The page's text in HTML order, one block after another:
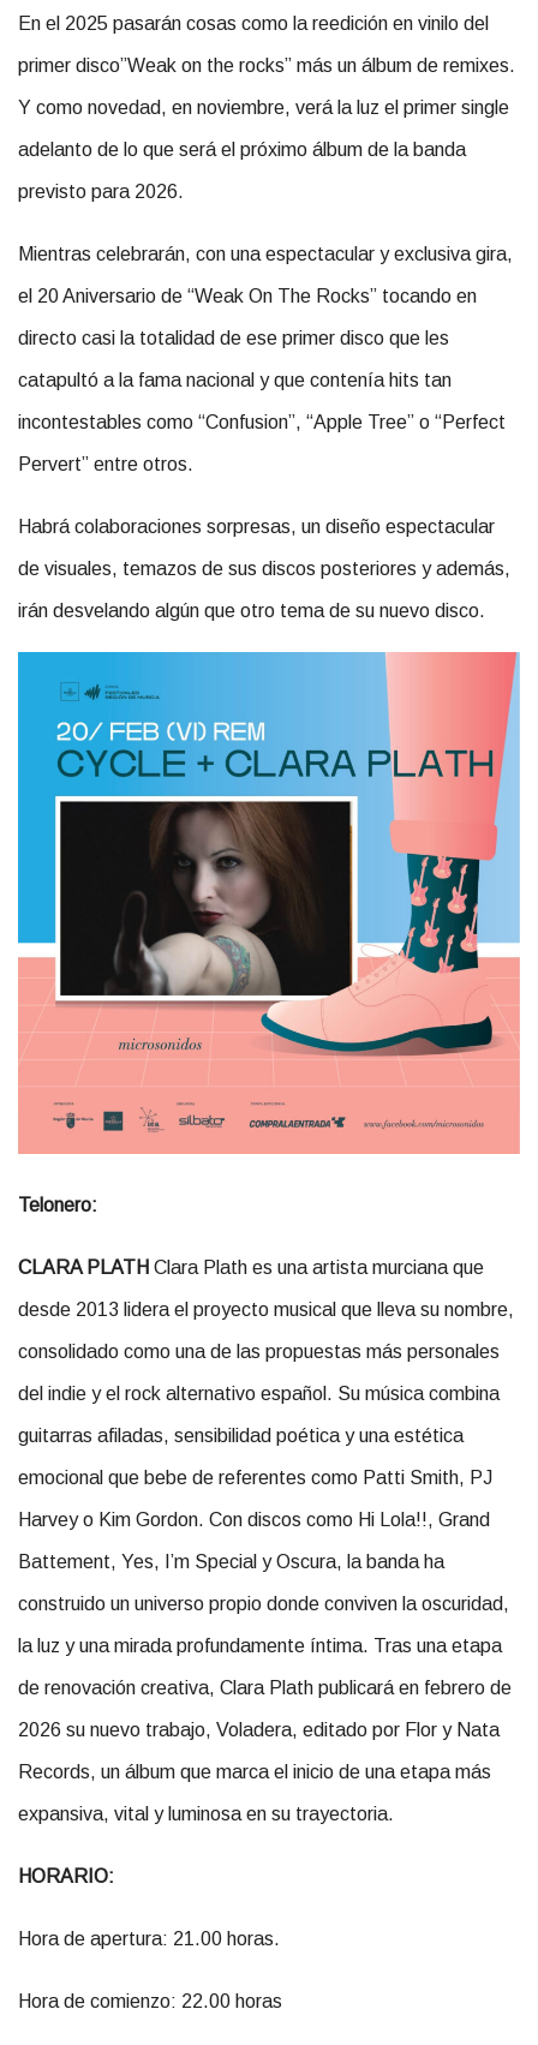
En el 2025 pasarán cosas como la reedición en vinilo del
primer disco”Weak on the rocks” más un álbum de remixes.
Y como novedad, en noviembre, verá la luz el primer single
adelanto de lo que será el próximo álbum de la banda
previsto para 2026.
Mientras celebrarán, con una espectacular y exclusiva gira,
el 20 Aniversario de “Weak On The Rocks” tocando en
directo casi la totalidad de ese primer disco que les
catapultó a la fama nacional y que contenía hits tan
incontestables como “Confusion”, “Apple Tree” o “Perfect
Pervert” entre otros.
Habrá colaboraciones sorpresas, un diseño espectacular
de visuales, temazos de sus discos posteriores y además,
irán desvelando algún que otro tema de su nuevo disco.
Telonero:
CLARA PLATH Clara Plath es una artista murciana que
desde 2013 lidera el proyecto musical que lleva su nombre,
consolidado como una de las propuestas más personales
del indie y el rock alternativo español. Su música combina
guitarras afiladas, sensibilidad poética y una estética
emocional que bebe de referentes como Patti Smith, PJ
Harvey o Kim Gordon. Con discos como Hi Lola!!, Grand
Battement, Yes, I’m Special y Oscura, la banda ha
construido un universo propio donde conviven la oscuridad,
la luz y una mirada profundamente íntima. Tras una etapa
de renovación creativa, Clara Plath publicará en febrero de
2026 su nuevo trabajo, Voladera, editado por Flor y Nata
Records, un álbum que marca el inicio de una etapa más
expansiva, vital y luminosa en su trayectoria.
HORARIO:
Hora de apertura: 21.00 horas.
Hora de comienzo: 22.00 horas